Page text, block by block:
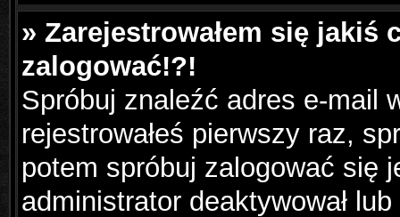
» Zarejestrowałem się jakiś
zalogować!?!
Spróbuj znaleźć adres e-mail
rejestrowałeś pierwszy raz,
potem spróbuj zalogować się
administrator deaktywował